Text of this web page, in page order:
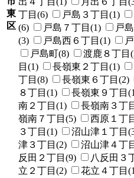
東
区
丁目(6)
戸島３丁目(1)
(6)
戸島７丁目(1) 戸
(3)
戸島西６丁目(1)
戸島町(8)
渡鹿８丁目
目(1)
長嶺東２丁目(1)
丁目(8)
長嶺東６丁目(2)
８丁目(1)
長嶺東９丁目
南２丁目(1)
長嶺南３丁
嶺南７丁目(5)
西原１丁
３丁目(1)
沼山津１丁目
津３丁目(2)
沼山津４丁
反田２丁目(9)
八反田３
立２丁目(2)
花立４丁目